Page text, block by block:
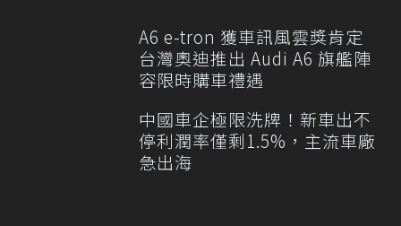
A6 e-tron 獲車訊風雲獎肯定
台灣奧迪推出 Audi A6 旗艦陣
容限時購車禮遇
中國車企極限洗牌！新車出不
停利潤率僅剩1.5%，主流車廠
急出海